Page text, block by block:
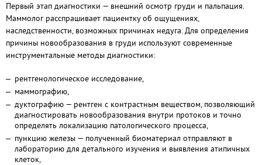
Первый этап диагностики — внешний осмотр груди и пальпация.
Маммолог расспрашивает пациентку об ощущениях,
наследственности, возможных причинах недуга. Для определения
причины новообразования в груди используют современные
инструментальные методы диагностики:
рентгенологическое исследование,
маммографию,
дуктографию — рентген с контрастным веществом, позволяющий
диагностировать новообразования внутри протоков и точно
определять локализацию патологического процесса,
пункцию железы — полученный биоматериал отправляют в
лабораторию для детального изучения и выявления атипичных
клеток,